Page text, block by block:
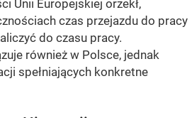
Unii Europejskiej orzekł,
czas przejazdu do pracy
do czasu pracy.
również w Polsce, jednak
spełniających konkretne